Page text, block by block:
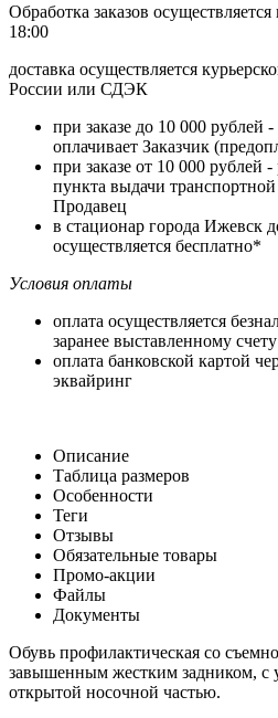
Обработка заказов
18:00
доставка осуществляется
России или СДЭК
при заказе до 10 000 рублей
оплачивает Заказчик
при заказе от 10 000 рублей
пункта выдачи
Продавец
в стационар города Ижевск
осуществляется бесплатно*
Условия оплаты
оплата осуществляется
заранее выставленному счету
оплата банковской картой
эквайринг
Описание
Таблица размеров
Особенности
Теги
Отзывы
Обязательные товары
Промо-акции
Файлы
Документы
Обувь профилактическая со
завышенным жестким задником, с
открытой носочной частью.